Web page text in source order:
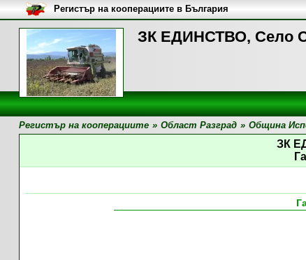
ЗК ЕДИНСТВО, Село
Регистър на кооперациите в България
Регистър на кооперациите » Област Разград » Община
ЗК